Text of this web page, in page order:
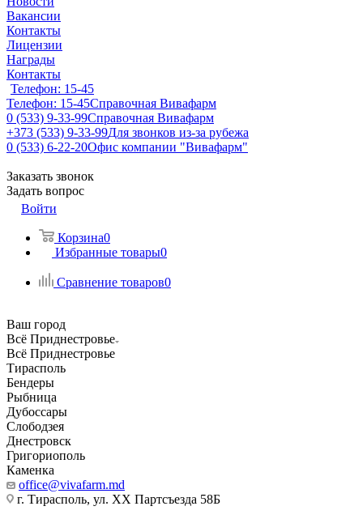
Вакансии
Контакты
Лицензии
Награды
Контакты
Телефон: 15-45
Телефон: 15-45Справочная Вивафарм
0 (533) 9-33-99Справочная Вивафарм
+373 (533) 9-33-99Для звонков из-за рубежа
0 (533) 6-22-20Офис компании "Вивафарм"
Заказать звонок
Задать вопрос
Войти
Корзина0
Избранные товары0
Сравнение товаров0
Ваш город
Всё Приднестровье
Всё Приднестровье
Тирасполь
Бендеры
Рыбница
Дубоссары
Слободзея
Днестровск
Григориополь
Каменка
office@vivafarm.md
г. Тирасполь, ул. ХХ Партсъезда 58Б